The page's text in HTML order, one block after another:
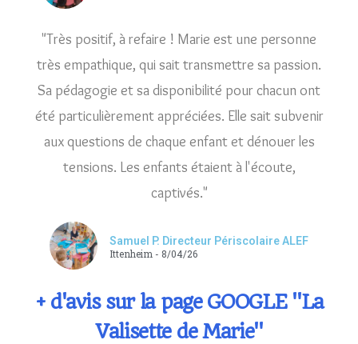
"Très positif, à refaire ! Marie est une personne
très empathique, qui sait transmettre sa passion.
Sa pédagogie et sa disponibilité pour chacun ont
été particulièrement appréciées. Elle sait subvenir
aux questions de chaque enfant et dénouer les
tensions. Les enfants étaient à l'écoute,
captivés."
Samuel P. Directeur Périscolaire ALEF
Ittenheim - 8/04/26
+ d'avis sur la page GOOGLE "La
Valisette de Marie"